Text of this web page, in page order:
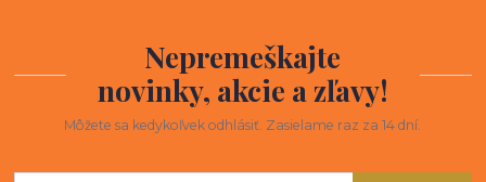
Nepremeškajte
novinky, akcie a zľavy!
Môžete sa kedykoľvek odhlásiť. Zasielame raz za 14 dní.